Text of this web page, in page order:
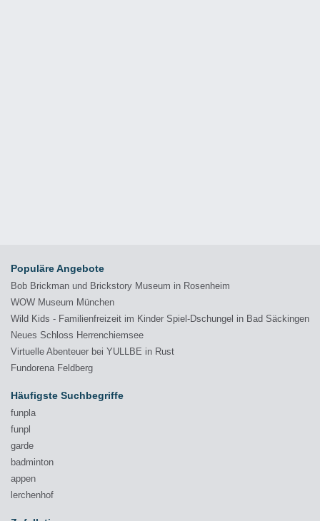
Populäre Angebote
Bob Brickman und Brickstory Museum in Rosenheim
WOW Museum München
Wild Kids - Familienfreizeit im Kinder Spiel-Dschungel in Bad Säckingen
Neues Schloss Herrenchiemsee
Virtuelle Abenteuer bei YULLBE in Rust
Fundorena Feldberg
Häufigste Suchbegriffe
funpla
funpl
garde
badminton
appen
lerchenhof